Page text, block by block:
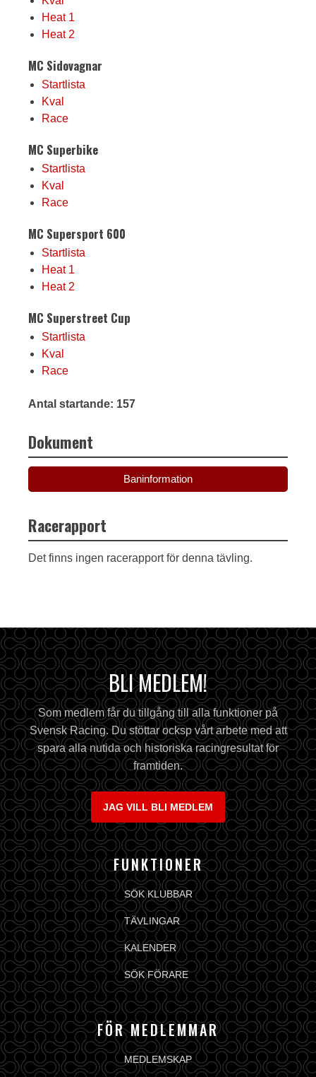
Heat 1
Heat 2
MC Sidovagnar
Startlista
Kval
Race
MC Superbike
Startlista
Kval
Race
MC Supersport 600
Startlista
Heat 1
Heat 2
MC Superstreet Cup
Startlista
Kval
Race
Antal startande: 157
Dokument
Baninformation
Racerapport
Det finns ingen racerapport för denna tävling.
BLI MEDLEM!
Som medlem får du tillgång till alla funktioner på
Svensk Racing. Du stöttar ocksp vårt arbete med att
spara alla nutida och historiska racingresultat för
framtiden.
JAG VILL BLI MEDLEM
FUNKTIONER
SÖK KLUBBAR
TÄVLINGAR
KALENDER
SÖK FÖRARE
FÖR MEDLEMMAR
MEDLEMSKAP